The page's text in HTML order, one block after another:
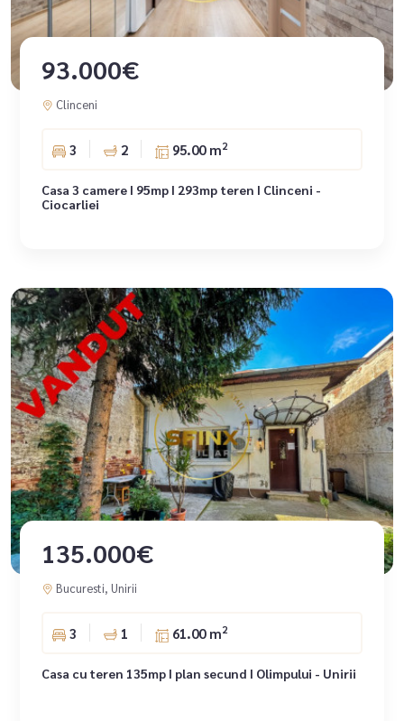
93.000€
Clinceni
3 2 95.00 m2
Casa 3 camere I 95mp I 293mp teren I Clinceni -
Ciocarliei
135.000€
Bucuresti, Unirii
3 1 61.00 m2
Casa cu teren 135mp I plan secund I Olimpului - Unirii